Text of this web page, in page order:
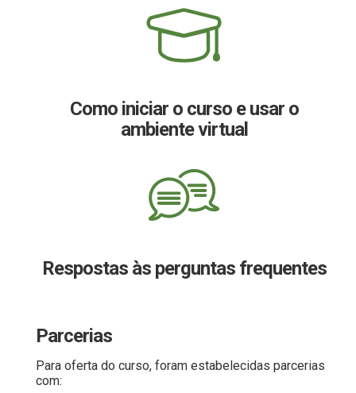
Como iniciar o curso e usar o
ambiente virtual
Respostas às perguntas frequentes
Parcerias
Para oferta do curso, foram estabelecidas parcerias
com: